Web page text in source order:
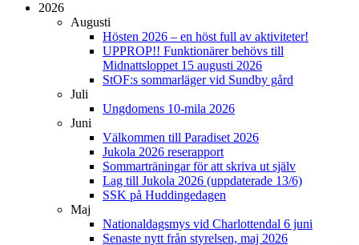
2026
Augusti
Hösten 2026 – en höst full av aktiviteter!
UPPROP!! Funktionärer behövs till
Midnattsloppet 15 augusti 2026
StOF:s sommarläger vid Sundby gård
Juli
Ungdomens 10-mila 2026
Juni
Välkommen till Paradiset 2026
Jukola 2026 reserapport
Sommarträningar för att skriva ut själv
Lag till Jukola 2026 (uppdaterade 13/6)
SSK på Huddingedagen
Maj
Nationaldagsmys vid Charlottendal 6 juni
Senaste nytt från styrelsen, maj 2026